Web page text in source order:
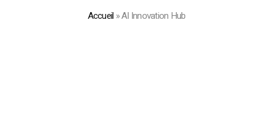
Accueil »AI Innovation Hub